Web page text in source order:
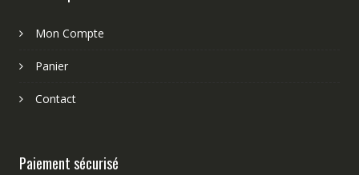
Mon Compte
Panier
Contact
Paiement sécurisé